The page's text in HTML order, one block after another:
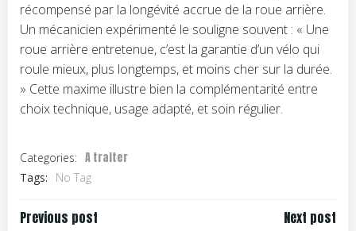
récompensé par la longévité accrue de la roue arrière.
Un mécanicien expérimenté le souligne souvent : « Une
roue arrière entretenue, c’est la garantie d’un vélo qui
roule mieux, plus longtemps, et moins cher sur la durée.
» Cette maxime illustre bien la complémentarité entre
choix technique, usage adapté, et soin régulier.
Categories: A traiter
Tags: No Tag
Navigation
Previous post Next post